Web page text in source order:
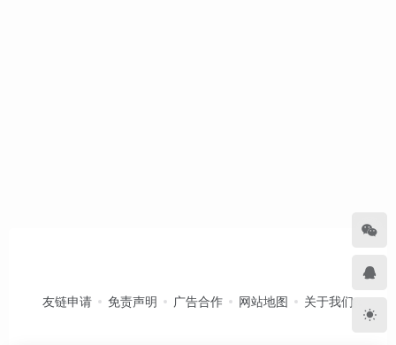
友链申请 免责声明 广告合作 网站地图 关于我们